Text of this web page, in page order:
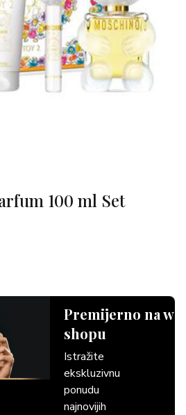
100 ml Set
Premijerno na
shopu
Istražite
ekskluzivnu
ponudu
najnovijih